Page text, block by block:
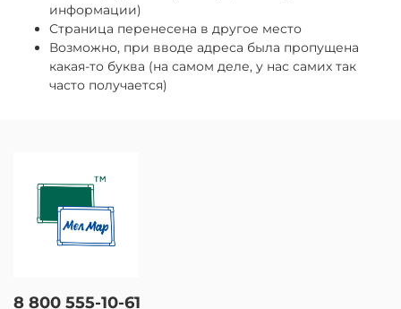
информации)
Страница перенесена в другое место
Возможно, при вводе адреса была пропущена
какая-то буква (на самом деле, у нас самих так
часто получается)
8 800 555-10-61